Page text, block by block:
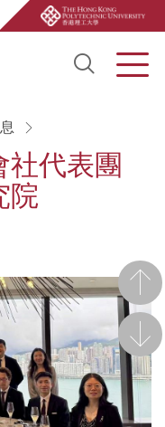
Open
社代表團
院
前
後一